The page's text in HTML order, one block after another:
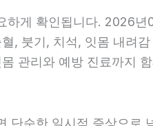
하게 확인됩니다. 2026
, 붓기, 치석, 잇몸 내
관리와 예방 진료까
단순한 일시적 증상으